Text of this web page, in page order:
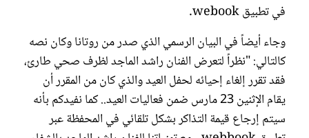
في تطبيق webook.
وجاء أيضاً في البيان الرسمي الذي صدر من روتانا وكان نصه
كالتالي: "نظراً لتعرض الفنان راشد الماجد لظرف صحي طارئ،
فقد تقرر إلغاء إحيائه لحفل العيد والذي كان من المقرر أن
يقام الإثنين 23 مارس ضمن فعاليات العيد.. كما نفيدكم بأنه
سيتم إرجاع قيمة التذاكر بشكل تلقائي في المحفظة عبر